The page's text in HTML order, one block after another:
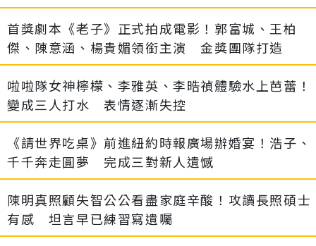
首獎劇本《老子》正式拍成電影！郭富城、王柏
傑、陳意涵、楊貴媚領銜主演 金獎團隊打造
啦啦隊女神檸檬、李雅英、李晧禎體驗水上芭蕾！
變成三人打水 表情逐漸失控
《請世界吃桌》前進紐約時報廣場辦婚宴！浩子、
千千奔走圓夢 完成三對新人遺憾
陳明真照顧失智公公看盡家庭辛酸！攻讀長照碩士
有感 坦言早已練習寫遺囑